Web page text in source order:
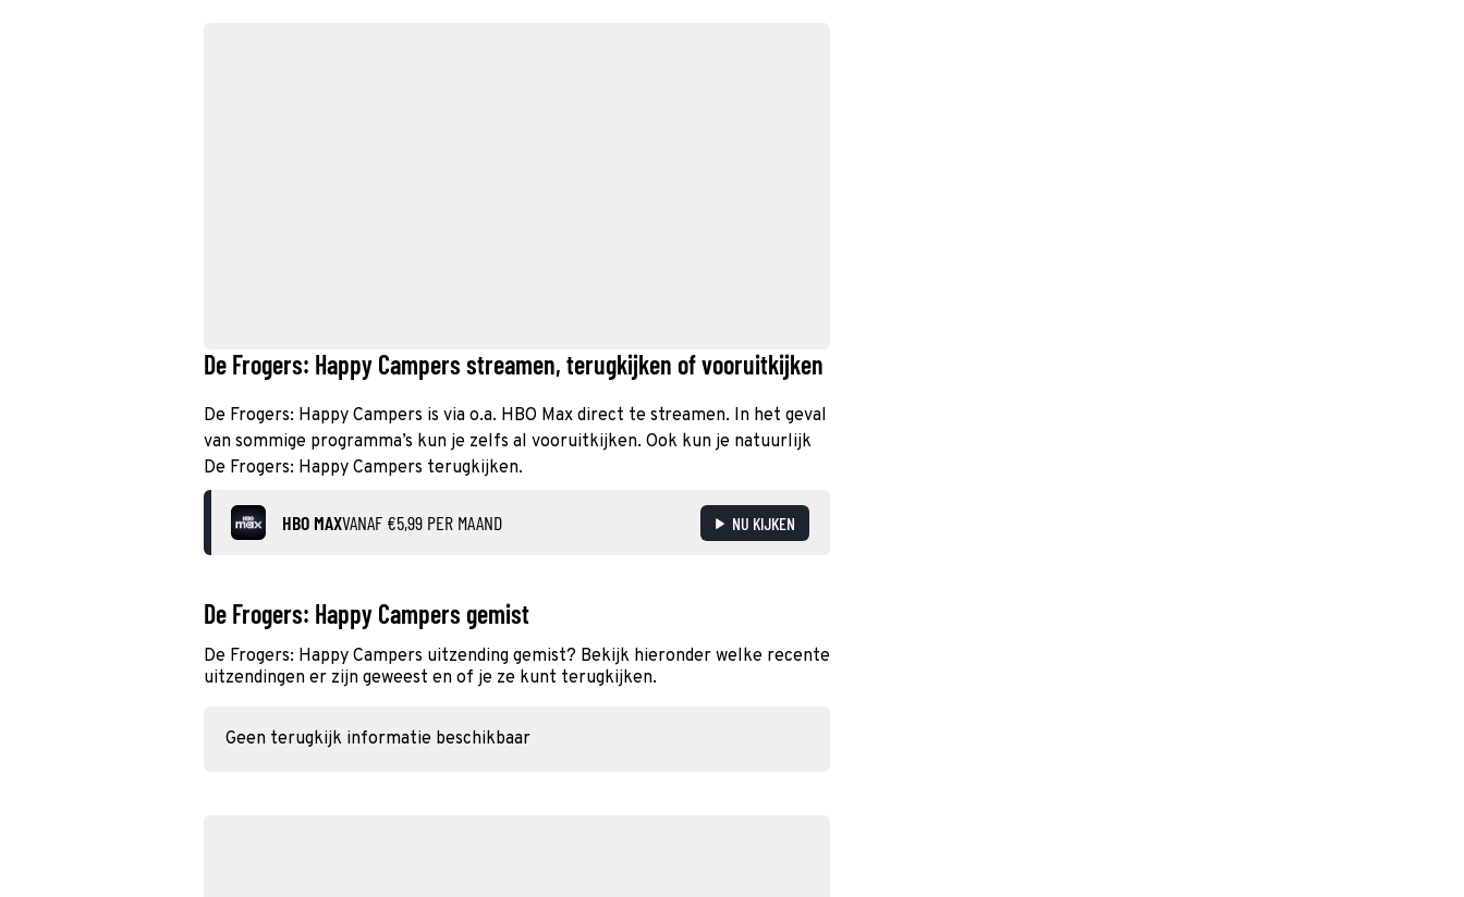
De Frogers: Happy Campers streamen, terugkijken of vooruitkijken
De Frogers: Happy Campers is via o.a. HBO Max direct te streamen. In het geval
van sommige programma’s kun je zelfs al vooruitkijken. Ook kun je natuurlijk
De Frogers: Happy Campers terugkijken.
HBO MAXVANAF €5,99 PER MAAND NU KIJKEN
De Frogers: Happy Campers gemist
De Frogers: Happy Campers uitzending gemist? Bekijk hieronder welke recente
uitzendingen er zijn geweest en of je ze kunt terugkijken.
Geen terugkijk informatie beschikbaar